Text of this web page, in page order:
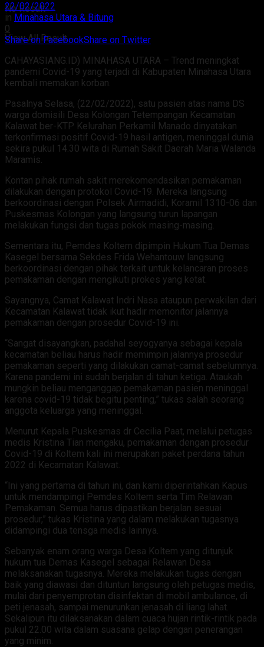
No Result
View All Result
22/02/2022
in Minahasa Utara & Bitung
0
Share on FacebookShare on Twitter
CAHAYASIANG.ID) MINAHASA UTARA – Trend meningkat
pandemi Covid-19 yang terjadi di Kabupaten Minahasa Utara
kembali memakan korban.
Pasalnya Selasa, (22/02/2022), satu pasien atas nama DS
warga domisili Desa Kolongan Tetempangan Kecamatan
Kalawat ber-KTP Kelurahan Perkamil Manado dinyatakan
terkonfirmasi positif Covid-19 hasil antigen, meninggal dunia
sekira pukul 14.30 wita di Rumah Sakit Daerah Maria Walanda
Maramis.
Kontan pihak rumah sakit merekomendasikan pemakaman
dilakukan dengan protokol Covid-19. Mereka langsung
berkoordinasi dengan Polsek Airmadidi, Koramil 1310-06 dan
Puskesmas Kolongan yang langsung turun lapangan
melakukan fungsi dan tugas pokok masing-masing.
Sementara itu, Pemdes Koltem dipimpin Hukum Tua Demas
Kasegel bersama Sekdes Frida Wehantouw langsung
berkoordinasi dengan pihak terkait untuk kelancaran proses
pemakaman dengan mengikuti prokes yang ketat.
Sayangnya, Camat Kalawat Indri Nasa ataupun perwakilan dari
Kecamatan Kalawat tidak ikut hadir memonitor jalannya
pemakaman dengan prosedur Covid-19 ini.
“Sangat disayangkan, padahal seyogyanya sebagai kepala
kecamatan beliau harus hadir memimpin jalannya prosedur
pemakaman seperti yang dilakukan camat-camat sebelumnya.
Karena pandemi ini sudah berjalan di tahun ketiga. Ataukah
mungkin beliau menganggap pemakaman pasien meninggal
karena covid-19 tidak begitu penting,” tukas salah seorang
anggota keluarga yang meninggal.
Menurut Kepala Puskesmas dr Cecilia Paat, melalui petugas
medis Kristina Tian mengaku, pemakaman dengan prosedur
Covid-19 di Koltem kali ini merupakan paket perdana tahun
2022 di Kecamatan Kalawat.
“Ini yang pertama di tahun ini, dan kami diperintahkan Kapus
untuk mendampingi Pemdes Koltem serta Tim Relawan
Pemakaman. Semua harus dipastikan berjalan sesuai
prosedur,” tukas Kristina yang dalam melakukan tugasnya
didampingi dua tensga medis lainnya.
Sebanyak enam orang warga Desa Koltem yang ditunjuk
hukum tua Demas Kasegel sebagai Relawan Desa
melaksanakan tugasnya. Mereka melakukan tugas dengan
baik yang diawasi dan dituntun langsung oleh petugas medis,
mulai dari penyemprotan disinfektan di mobil ambulance, di
peti jenasah, sampai menurunkan jenasah di liang lahat.
Sekalipun itu dilaksanakan dalam cuaca hujan rintik-rintik pada
pukul 22.00 wita dalam suasana gelap dengan penerangan
yang minim.